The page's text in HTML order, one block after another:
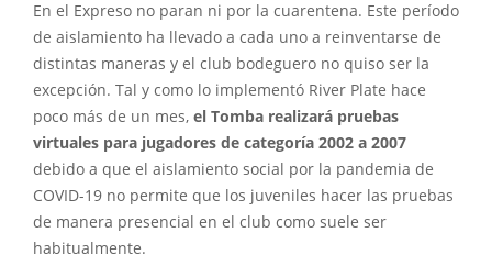
En el Expreso no paran ni por la cuarentena. Este período
de aislamiento ha llevado a cada uno a reinventarse de
distintas maneras y el club bodeguero no quiso ser la
excepción. Tal y como lo implementó River Plate hace
poco más de un mes, el Tomba realizará pruebas
virtuales para jugadores de categoría 2002 a 2007
debido a que el aislamiento social por la pandemia de
COVID-19 no permite que los juveniles hacer las pruebas
de manera presencial en el club como suele ser
habitualmente.